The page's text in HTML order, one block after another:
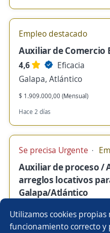
Utilizamos cookies propias
funcionamiento correcto y
Empleo destacado
Auxiliar de Comercio
4,6
Eficacia
Galapa, Atlántico
$ 1.909.000,00 (Mensual)
Hace 2 días
Se precisa Urgente
Auxiliar de proceso /
arreglos locativos
Galapa/Atlántico
Galapa, Atlántico